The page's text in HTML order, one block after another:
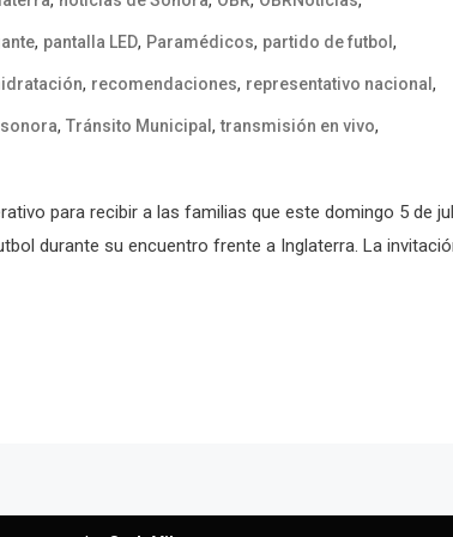
, pantalla LED, Paramédicos, partido de futbol,
, recomendaciones, representativo nacional,
sonora, Tránsito Municipal,transmisión en vivo,
para recibir a las familias que este domingo 5 de
durante su encuentro frente a Inglaterra. La